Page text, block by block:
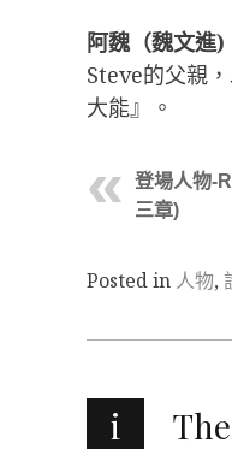
阿魏（魏文進)
Steve的父親
大能』。
登場人物-
三章)
Posted in 人物,
i